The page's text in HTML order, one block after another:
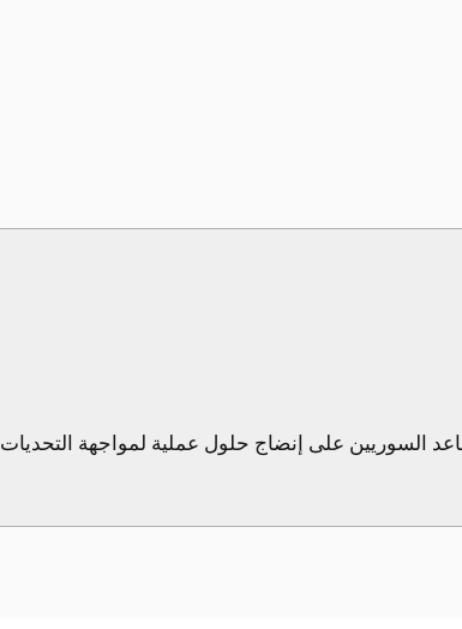
السوريين على إنضاج حلول عملية لمواجهة التحديات